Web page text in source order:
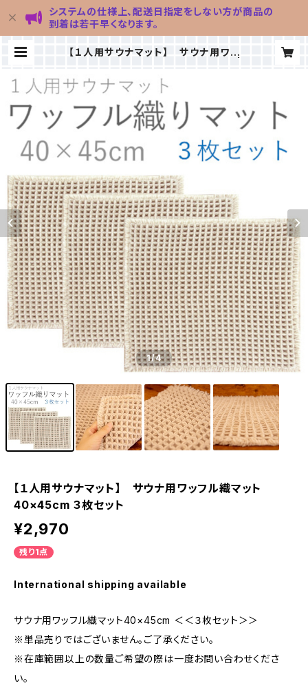
システムの仕様上、配送日指定をしない方が商品の
到着は若干早くなります。
【１人用サウナマット】 サウナ用ワッ
1/4
【１人用サウナマット】 サウナ用ワッフル織マット
40×45cm ３枚セット
¥2,970
残り1点
International shipping available
サウナ用ワッフル織マット40×45cm ＜＜３枚セット＞＞
※単品売りではございません。ご了承ください。
※在庫範囲以上の数量ご希望の際は一度お問い合わせくださ
い。